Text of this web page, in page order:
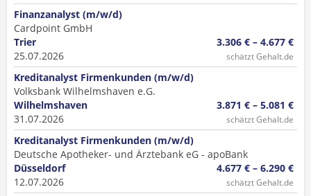
Finanzanalyst (m/w/d)
Cardpoint GmbH
Trier
25.07.2026
3.306 € – 4.677 €
schätzt Gehalt.de
Kreditanalyst Firmenkunden (m/w/d)
Volksbank Wilhelmshaven e.G.
Wilhelmshaven
31.07.2026
3.871 € – 5.081 €
schätzt Gehalt.de
Kreditanalyst Firmenkunden (m/w/d)
Deutsche Apotheker- und Ärztebank eG - apoBank
Düsseldorf
12.07.2026
4.677 € – 6.290 €
schätzt Gehalt.de